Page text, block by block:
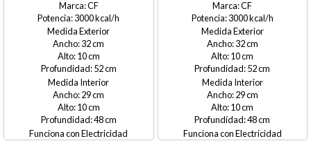
CF
3000
Medida Exterior
32
10
52
Medida Interior
29
10
48
Electricidad
CF
3000
Medida Exterior
32
10
52
Medida Interior
29
10
48
Electricidad